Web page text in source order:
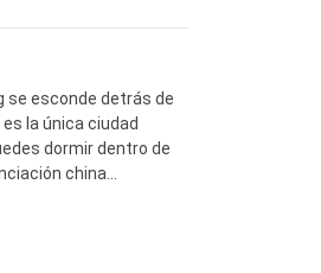
se esconde detrás de
la única ciudad
dormir dentro de
china